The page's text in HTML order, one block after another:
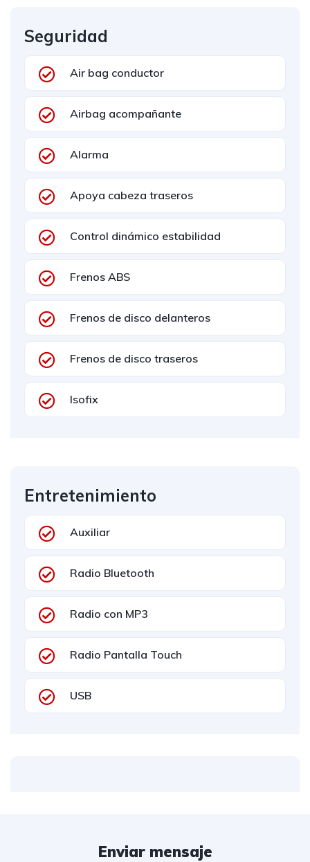
Seguridad
Air bag conductor
Airbag acompañante
Alarma
Apoya cabeza traseros
Control dinámico estabilidad
Frenos ABS
Frenos de disco delanteros
Frenos de disco traseros
Isofix
Entretenimiento
Auxiliar
Radio Bluetooth
Radio con MP3
Radio Pantalla Touch
USB
Enviar mensaje